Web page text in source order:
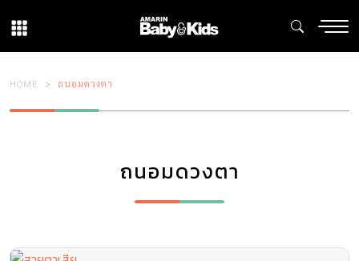
HOME ถนอมดวงตา
ถนอมดวงตา